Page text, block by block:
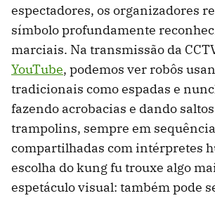
espectadores, os organizadores
símbolo profundamente
marciais. Na transmissão da
YouTube, podemos ver robôs
tradicionais como espadas e
fazendo acrobacias e dando
trampolins, sempre em
compartilhadas com intérpretes
escolha do kung fu trouxe algo
espetáculo visual: também pode